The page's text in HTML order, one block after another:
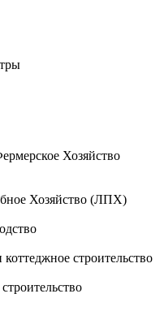
Хозяйство
Хозяйство (ЛПХ)
строительство